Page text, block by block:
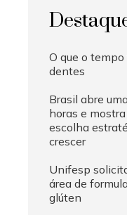
O que o
dentes
Brasil abre
horas e
escolha
crescer
Unifesp
área de
glúten